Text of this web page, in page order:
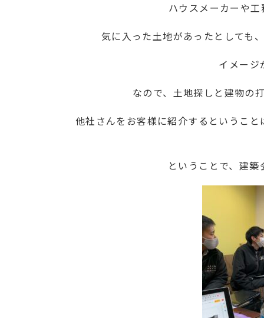
ハウスメーカーや
気に入った土地があったとしても
イメージ
なので、土地探しと建物の
他社さんをお客様に紹介するというこ
ということで、建